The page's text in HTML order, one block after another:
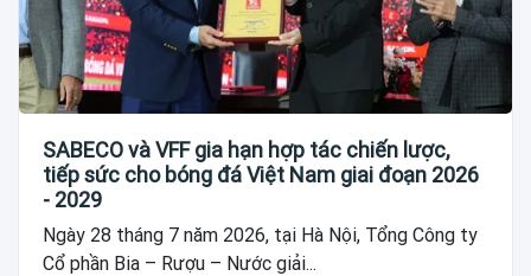
SABECO và VFF gia hạn hợp tác chiến lược,
tiếp sức cho bóng đá Việt Nam giai đoạn 2026
- 2029
Ngày 28 tháng 7 năm 2026, tại Hà Nội, Tổng Công ty
Cổ phần Bia – Rượu – Nước giải...